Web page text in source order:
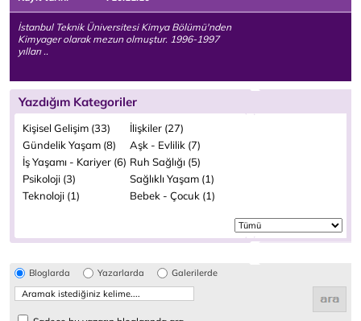
İstanbul Teknik Üniversitesi Kimya Bölümü'nden
Kimyager olarak mezun olmuştur. 1996-1997
yılları ..
Yazdığım Kategoriler
Kişisel Gelişim (33)
İlişkiler (27)
Gündelik Yaşam (8)
Aşk - Evlilik (7)
İş Yaşamı - Kariyer (6) Ruh Sağlığı (5)
Psikoloji (3)
Sağlıklı Yaşam (1)
Teknoloji (1)
Bebek - Çocuk (1)
Bloglarda Yazarlarda Galerilerde